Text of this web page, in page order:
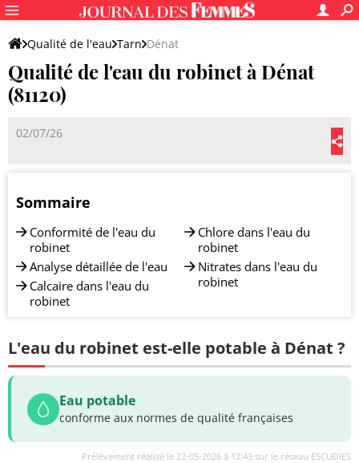
Qualité de l'eau Tarn Dénat
Qualité de l'eau du robinet à Dénat
(81120)
02/07/26
Sommaire
Conformité de l'eau du
robinet
Analyse détaillée de l'eau
Calcaire dans l'eau du
robinet
Chlore dans l'eau du
robinet
Nitrates dans l'eau du
robinet
L'eau du robinet est-elle potable à Dénat ?
Eau potable
conforme aux normes de qualité françaises
Prélèvement réalisé le 22-05-2026 à 12:43 sur le réseau ESCUDIES